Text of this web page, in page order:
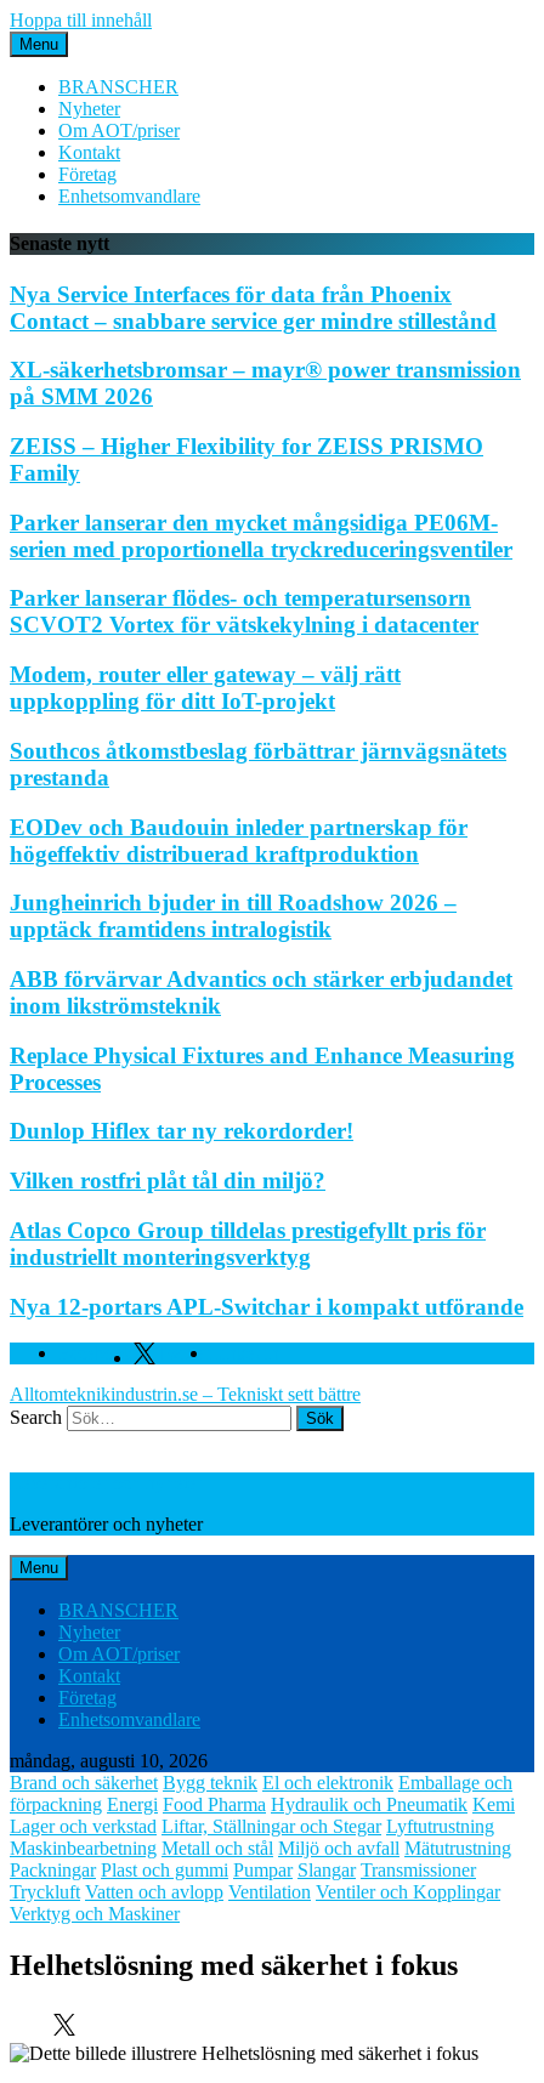
Hoppa till innehåll
Menu
BRANSCHER
Nyheter
Om AOT/priser
Kontakt
Företag
Enhetsomvandlare
Senaste nytt
Nya Service Interfaces för data från Phoenix
Contact – snabbare service ger mindre stillestånd
XL-säkerhetsbromsar – mayr® power transmission
på SMM 2026
ZEISS – Higher Flexibility for ZEISS PRISMO
Family
Parker lanserar den mycket mångsidiga PE06M-
serien med proportionella tryckreduceringsventiler
Parker lanserar flödes- och temperatursensorn
SCVOT2 Vortex för vätskekylning i datacenter
Modem, router eller gateway – välj rätt
uppkoppling för ditt IoT-projekt
Southcos åtkomstbeslag förbättrar järnvägsnätets
prestanda
EODev och Baudouin inleder partnerskap för
högeffektiv distribuerad kraftproduktion
Jungheinrich bjuder in till Roadshow 2026 –
upptäck framtidens intralogistik
ABB förvärvar Advantics och stärker erbjudandet
inom likströmsteknik
Replace Physical Fixtures and Enhance Measuring
Processes
Dunlop Hiflex tar ny rekordorder!
Vilken rostfri plåt tål din miljö?
Atlas Copco Group tilldelas prestigefyllt pris för
industriellt monteringsverktyg
Nya 12-portars APL-Switchar i kompakt utförande
Facebook Twitter
Alltomteknikindustrin.se – Tekniskt sett bättre
Search
Leverantörer och nyheter
Menu
BRANSCHER
Nyheter
Om AOT/priser
Kontakt
Företag
Enhetsomvandlare
måndag, augusti 10, 2026
Brand och säkerhet Bygg teknik El och elektronik Emballage och
förpackning Energi Food Pharma Hydraulik och Pneumatik Kemi
Lager och verkstad Liftar, Ställningar och Stegar Lyftutrustning
Maskinbearbetning Metall och stål Miljö och avfall Mätutrustning
Packningar Plast och gummi Pumpar Slangar Transmissioner
Tryckluft Vatten och avlopp Ventilation Ventiler och Kopplingar
Verktyg och Maskiner
Helhetslösning med säkerhet i fokus